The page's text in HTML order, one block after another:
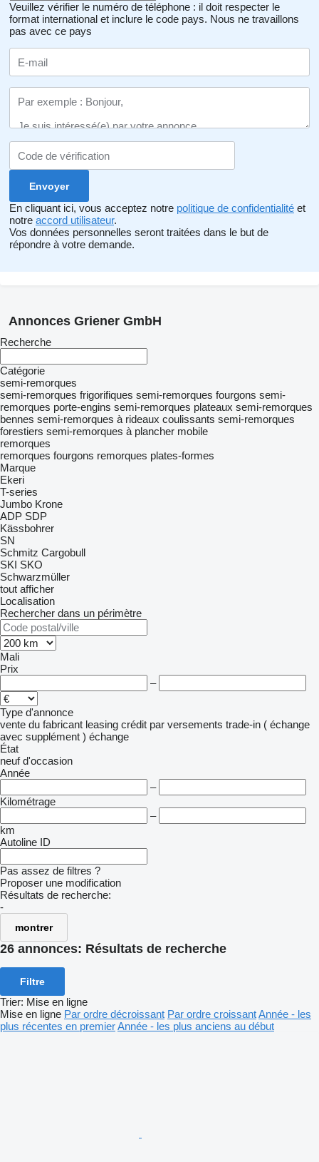
Veuillez vérifier le numéro de téléphone : il doit respecter le
format international et inclure le code pays. Nous ne travaillons
pas avec ce pays
En cliquant ici, vous acceptez notre politique de confidentialité et
notre accord utilisateur.
Vos données personnelles seront traitées dans le but de
répondre à votre demande.
Annonces Griener GmbH
Recherche
Catégorie
semi-remorques
semi-remorques frigorifiques semi-remorques fourgons semi-
remorques porte-engins semi-remorques plateaux semi-remorques
bennes semi-remorques à rideaux coulissants semi-remorques
forestiers semi-remorques à plancher mobile
remorques
remorques fourgons remorques plates-formes
Marque
Ekeri
T-series
Jumbo Krone
ADP SDP
Kässbohrer
SN
Schmitz Cargobull
SKI SKO
Schwarzmüller
tout afficher
Localisation
Rechercher dans un périmètre
Mali
Prix
–
Type d'annonce
vente du fabricant leasing crédit par versements trade-in ( échange
avec supplément ) échange
État
neuf d'occasion
Année
–
Kilométrage
–
km
Autoline ID
Pas assez de filtres ?
Proposer une modification
Résultats de recherche:
-
montrer
26 annonces: Résultats de recherche
Filtre
Trier: Mise en ligne
Mise en ligne Par ordre décroissant Par ordre croissantAnnée - les
plus récentes en premierAnnée - les plus anciens au début